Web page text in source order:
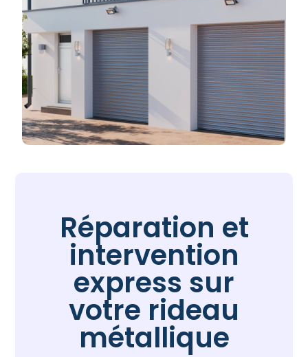
Réparation et
intervention
express sur
votre rideau
métallique